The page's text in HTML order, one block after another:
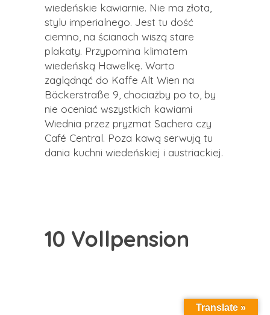
wiedeńskie kawiarnie. Nie ma złota,
stylu imperialnego. Jest tu dość
ciemno, na ścianach wiszą stare
plakaty. Przypomina klimatem
wiedeńską Hawelkę. Warto
zaglądnąć do Kaffe Alt Wien na
Bäckerstraße 9, chociażby po to, by
nie oceniać wszystkich kawiarni
Wiednia przez pryzmat Sachera czy
Café Central. Poza kawą serwują tu
dania kuchni wiedeńskiej i austriackiej.
10 Vollpension
Translate »